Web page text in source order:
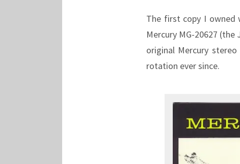
The first copy I owned
Mercury MG-20627
original Mercury stereo
rotation ever since.